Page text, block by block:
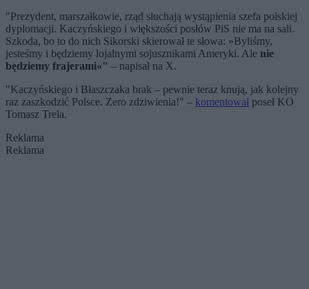
"Prezydent, marszałkowie, rząd słuchają wystąpienia szefa polskiej
dyplomacji. Kaczyńskiego i większości posłów PiS nie ma na sali.
Szkoda, bo to do nich Sikorski skierował te słowa: »Byliśmy,
jesteśmy i będziemy lojalnymi sojusznikami Ameryki. Ale nie
będziemy frajerami«" – napisał na X.
"Kaczyńskiego i Błaszczaka brak – pewnie teraz knują, jak kolejny
raz zaszkodzić Polsce. Zero zdziwienia!" – komentował poseł KO
Tomasz Trela.
Reklama
Reklama